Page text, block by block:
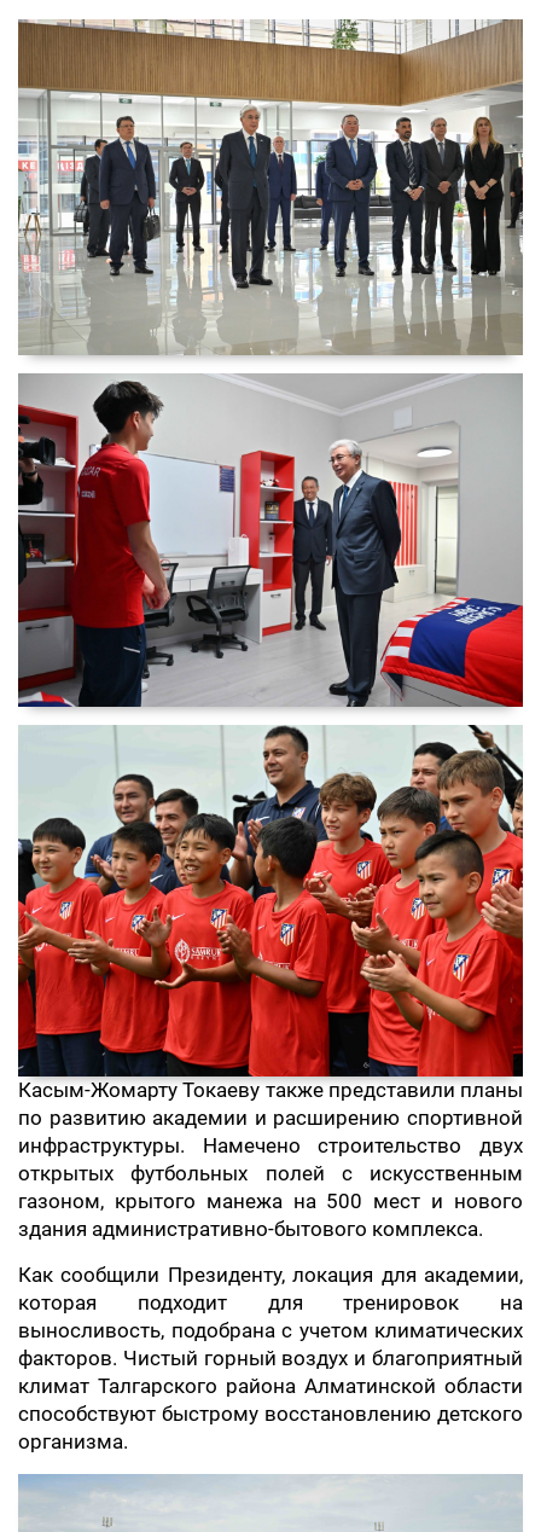
Касым-Жомарту Токаеву также представили планы
по развитию академии и расширению спортивной
инфраструктуры. Намечено строительство двух
открытых футбольных полей с искусственным
газоном, крытого манежа на 500 мест и нового
здания административно-бытового комплекса.
Как сообщили Президенту, локация для академии,
которая подходит для тренировок на
выносливость, подобрана с учетом климатических
факторов. Чистый горный воздух и благоприятный
климат Талгарского района Алматинской области
способствуют быстрому восстановлению детского
организма.